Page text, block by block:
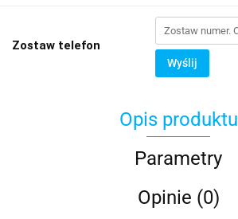
Zostaw telefon
Wyślij
Opis produktu
Parametry
Opinie (0)